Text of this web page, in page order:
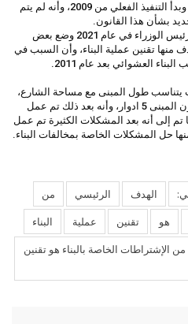
الموحد صدر برقم 119 لسنة 2008، وبدأ التنفيذ الفعلي من 2009، وأنه لم يتم
بشأن هذا القانون.
مضيفاً خلال قناة صدى البلد، أن رئيس الوزراء في عام 2021 وضع بعض
منها تقنين عملية البناء، وأن السبب في
العشوائي بعد عام 2011.
طول المبنى مع مساحة الشارع،
وأن الشارع لو عرضه 10 أمتار يكون المبنى 5 ادوار، وأنه بعد ذلك تم عمل
مبنى 4 ادوار، كما تم إلى أنه بعد المشكلات الكثيرة تم عمل
حل المشكلات الخاصة بمخالفات البناء.
الهدف الرئيسي
من
هو تقنين عملية
البناء
الإشتراطات الخاصة بالبناء هو تقنين